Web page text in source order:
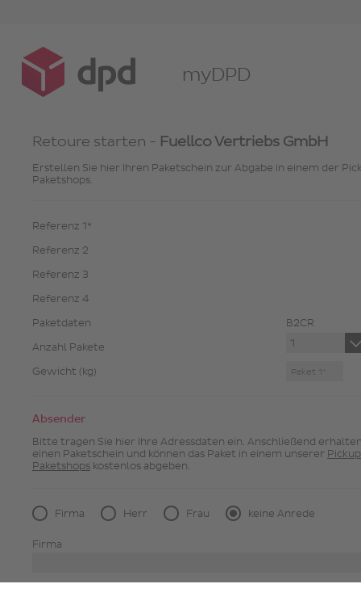
myDPD
Retoure starten - Fuellco Vertriebs GmbH
Erstellen Sie hier Ihren Paketschein zur Abgabe in einem der
Paketshops.
Referenz 1*
Referenz 2
Referenz 3
Referenz 4
Paketdaten
Anzahl Pakete
Gewicht (kg)
B2CR
Absender
Bitte tragen Sie hier Ihre Adressdaten ein. Anschließend
einen Paketschein und können das Paket in einem unserer Pickup
Paketshops kostenlos abgeben.
Firma Herr Frau keine Anrede
Firma